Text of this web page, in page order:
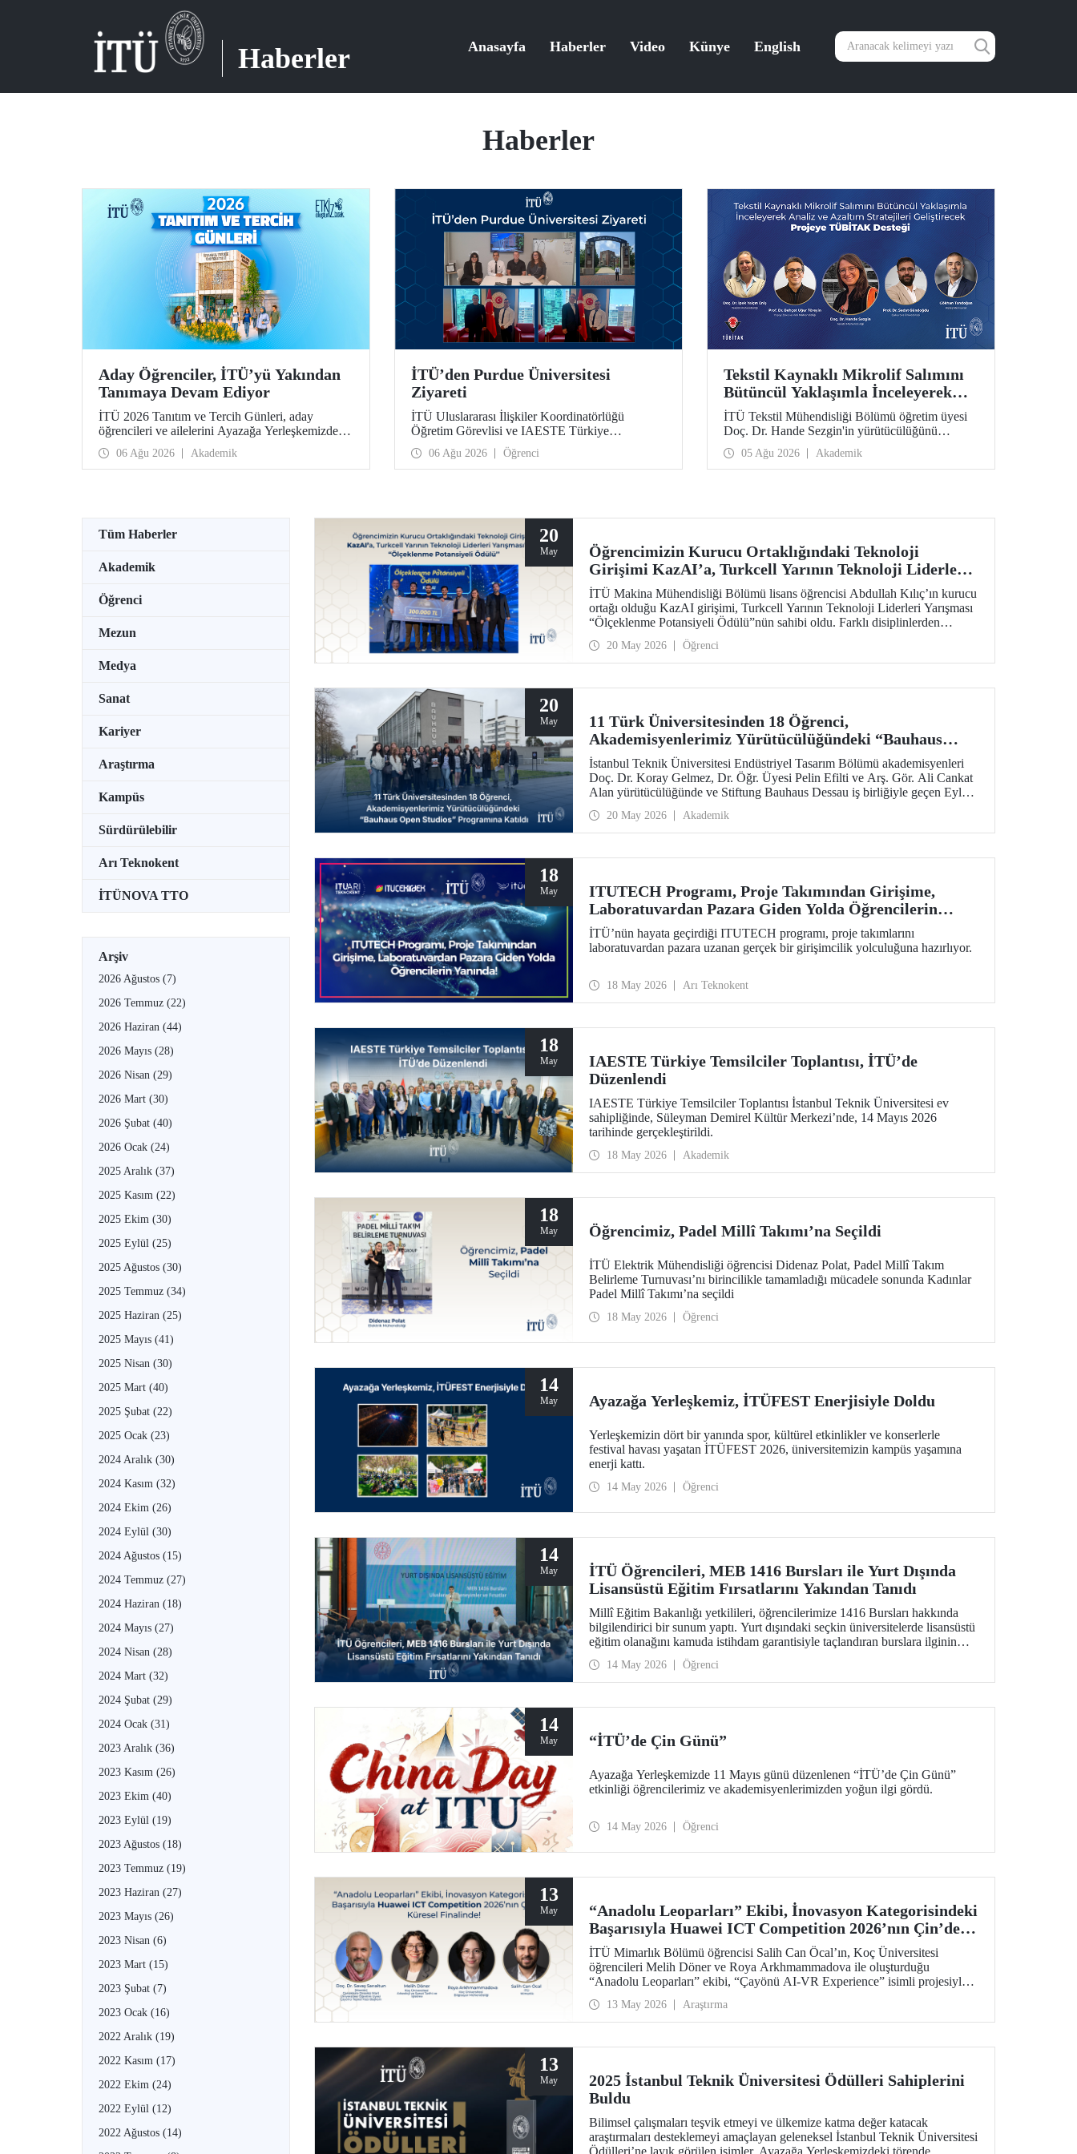
Haberler Anasayfa Haberler Video Künye English
Haberler
Aday Öğrenciler, İTÜ’yü Yakından
Tanımaya Devam Ediyor
İTÜ 2026 Tanıtım ve Tercih Günleri, aday
öğrencileri ve ailelerini Ayazağa Yerleşkemizde
ağırlamaya devam ediyor. Tanıtım ve Tercih
Günleri 7 Ağustos’ta tamamlanacak, ilgili fakülte
ve birimler adaylara bilgi vermeye devam edecek.
06 Ağu 2026 Akademik
İTÜ’den Purdue Üniversitesi
Ziyareti
İTÜ Uluslararası İlişkiler Koordinatörlüğü
Öğretim Görevlisi ve IAESTE Türkiye
Sorumlusu Cahit Okan, akademik ilişkileri ve iş
birliğini geliştirmek amacıyla 20-27 Temmuz
tarihlerinde ABD’de dünyanın önde gelen
06 Ağu 2026 Öğrenci
Tekstil Kaynaklı Mikrolif Salımını
Bütüncül Yaklaşımla İnceleyerek
Analiz ve Azaltım Stratejileri
Geliştirecek Projeye TÜBİTAK
Desteği
İTÜ Tekstil Mühendisliği Bölümü öğretim üyesi
Doç. Dr. Hande Sezgin'in yürütücülüğünü
üstlendiği “Sürdürülebilir Pamuk ve Polyester
Esaslı Tekstil Ürünlerinde Kullanım Koşullarına
Bağlı Mikrolif Salımı: Aşınma, UV Maruziyeti ve
proje, TÜBİTAK 2515 – COST Aksiyon Üyeleri
desteklenmeye hak kazandı.
05 Ağu 2026 Akademik
Tüm Haberler
Akademik
Öğrenci
Mezun
Medya
Sanat
Kariyer
Araştırma
Kampüs
Sürdürülebilir
Arı Teknokent
İTÜNOVA TTO
Arşiv
2026 Ağustos (7)
2026 Temmuz (22)
2026 Haziran (44)
2026 Mayıs (28)
2026 Nisan (29)
2026 Mart (30)
2026 Şubat (40)
2026 Ocak (24)
2025 Aralık (37)
2025 Kasım (22)
2025 Ekim (30)
2025 Eylül (25)
2025 Ağustos (30)
2025 Temmuz (34)
2025 Haziran (25)
2025 Mayıs (41)
2025 Nisan (30)
2025 Mart (40)
2025 Şubat (22)
2025 Ocak (23)
2024 Aralık (30)
2024 Kasım (32)
2024 Ekim (26)
2024 Eylül (30)
2024 Ağustos (15)
2024 Temmuz (27)
2024 Haziran (18)
2024 Mayıs (27)
2024 Nisan (28)
2024 Mart (32)
2024 Şubat (29)
2024 Ocak (31)
2023 Aralık (36)
2023 Kasım (26)
2023 Ekim (40)
2023 Eylül (19)
2023 Ağustos (18)
2023 Temmuz (19)
2023 Haziran (27)
2023 Mayıs (26)
2023 Nisan (6)
2023 Mart (15)
2023 Şubat (7)
2023 Ocak (16)
2022 Aralık (19)
2022 Kasım (17)
2022 Ekim (24)
2022 Eylül (12)
2022 Ağustos (14)
20
May
Öğrencimizin Kurucu Ortaklığındaki Teknoloji
Girişimi KazAI’a, Turkcell Yarının Teknoloji Liderleri
Yarışmasında “Ölçeklenme Potansiyeli Ödülü”
İTÜ Makina Mühendisliği Bölümü lisans öğrencisi Abdullah Kılıç’ın kurucu
ortağı olduğu KazAI girişimi, Turkcell Yarının Teknoloji Liderleri Yarışması
“Ölçeklenme Potansiyeli Ödülü”nün sahibi oldu. Farklı disiplinlerden
öğrenciler, girişimlerinde yapay zekâ, yazılım ve mühendislik alanlarını bir
araya getirdi.
20 May 2026 Öğrenci
20
May
11 Türk Üniversitesinden 18 Öğrenci,
Akademisyenlerimiz Yürütücülüğündeki “Bauhaus
Open Studios” Programına Katıldı
İstanbul Teknik Üniversitesi Endüstriyel Tasarım Bölümü akademisyenleri
Doç. Dr. Koray Gelmez, Dr. Öğr. Üyesi Pelin Efilti ve Arş. Gör. Ali Cankat
Alan yürütücülüğünde ve Stiftung Bauhaus Dessau iş birliğiyle geçen Eylül
20 May 2026 Akademik
18
May
ITUTECH Programı, Proje Takımından Girişime,
Laboratuvardan Pazara Giden Yolda Öğrencilerin
Yanında
İTÜ’nün hayata geçirdiği ITUTECH programı, proje takımlarını
laboratuvardan pazara uzanan gerçek bir girişimcilik yolculuğuna hazırlıyor.
18 May 2026 Arı Teknokent
18
May
IAESTE Türkiye Temsilciler Toplantısı, İTÜ’de
Düzenlendi
IAESTE Türkiye Temsilciler Toplantısı İstanbul Teknik Üniversitesi ev
sahipliğinde, Süleyman Demirel Kültür Merkezi’nde, 14 Mayıs 2026
tarihinde gerçekleştirildi.
18 May 2026 Akademik
18
May Öğrencimiz, Padel Millî Takımı’na Seçildi
İTÜ Elektrik Mühendisliği öğrencisi Didenaz Polat, Padel Millî Takım
Belirleme Turnuvası’nı birincilikle tamamladığı mücadele sonunda Kadınlar
Padel Millî Takımı’na seçildi
18 May 2026 Öğrenci
14
May Ayazağa Yerleşkemiz, İTÜFEST Enerjisiyle Doldu
Yerleşkemizin dört bir yanında spor, kültürel etkinlikler ve konserlerle
festival havası yaşatan İTÜFEST 2026, üniversitemizin kampüs yaşamına
enerji kattı.
14 May 2026 Öğrenci
14
May
İTÜ Öğrencileri, MEB 1416 Bursları ile Yurt Dışında
Lisansüstü Eğitim Fırsatlarını Yakından Tanıdı
Millî Eğitim Bakanlığı yetkilileri, öğrencilerimize 1416 Bursları hakkında
bilgilendirici bir sunum yaptı. Yurt dışındaki seçkin üniversitelerde lisansüstü
eğitim olanağını kamuda istihdam garantisiyle taçlandıran burslara ilginin
artırılmasını amaçlayan etkinlikte soru-cevap oturumu da düzenlendi.
14 May 2026 Öğrenci
14
May “İTÜ’de Çin Günü”
Ayazağa Yerleşkemizde 11 Mayıs günü düzenlenen “İTÜ’de Çin Günü”
etkinliği öğrencilerimiz ve akademisyenlerimizden yoğun ilgi gördü.
14 May 2026 Öğrenci
13
May
“Anadolu Leoparları” Ekibi, İnovasyon Kategorisindeki
Başarısıyla Huawei ICT Competition 2026’nın Çin’deki
Küresel Finalinde!
İTÜ Mimarlık Bölümü öğrencisi Salih Can Öcal’ın, Koç Üniversitesi
öğrencileri Melih Döner ve Roya Arkhmammadova ile oluşturduğu
“Anadolu Leoparları” ekibi, “Çayönü AI-VR Experience” isimli projesiyle
yarışmaya hak kazandı.
13 May 2026 Araştırma
13
May
2025 İstanbul Teknik Üniversitesi Ödülleri Sahiplerini
Buldu
Bilimsel çalışmaları teşvik etmeyi ve ülkemize katma değer katacak
araştırmaları desteklemeyi amaçlayan geleneksel İstanbul Teknik Üniversitesi
Ödülleri’ne layık görülen isimler, Ayazağa Yerleşkemizdeki törende